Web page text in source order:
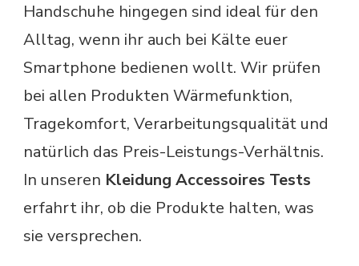
Handschuhe hingegen sind ideal für den
Alltag, wenn ihr auch bei Kälte euer
Smartphone bedienen wollt. Wir prüfen
bei allen Produkten Wärmefunktion,
Tragekomfort, Verarbeitungsqualität und
natürlich das Preis-Leistungs-Verhältnis.
In unseren Kleidung Accessoires Tests
erfahrt ihr, ob die Produkte halten, was
sie versprechen.